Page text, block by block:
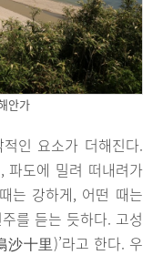
안가
인 요소가 더해진다.
파도에 밀려 떠내려가
는 강하게, 어떤 때는
를 듣는 듯하다. 고성
沙十里)’라고 한다. 우